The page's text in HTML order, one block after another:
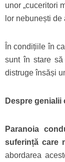
unor „cuceritori
lor nebunești
În condițiile în
sunt în stare
distruge însăși
Despregenialii
Paranoia
suferință care
abordarea